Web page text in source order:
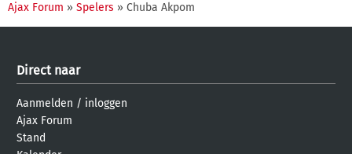
Ajax Forum » Spelers » Chuba Akpom
Direct naar
Aanmelden / inloggen
Ajax Forum
Stand